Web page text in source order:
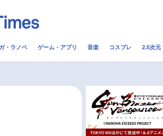
配信・Vtuber
今期アニメ曜日別一覧 秋
・ラノベ ゲーム・アプリ 音楽 コスプレ 2.5次元